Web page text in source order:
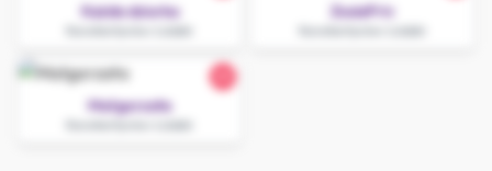
Każda dziurka ZosiaPriv
Małgorzata